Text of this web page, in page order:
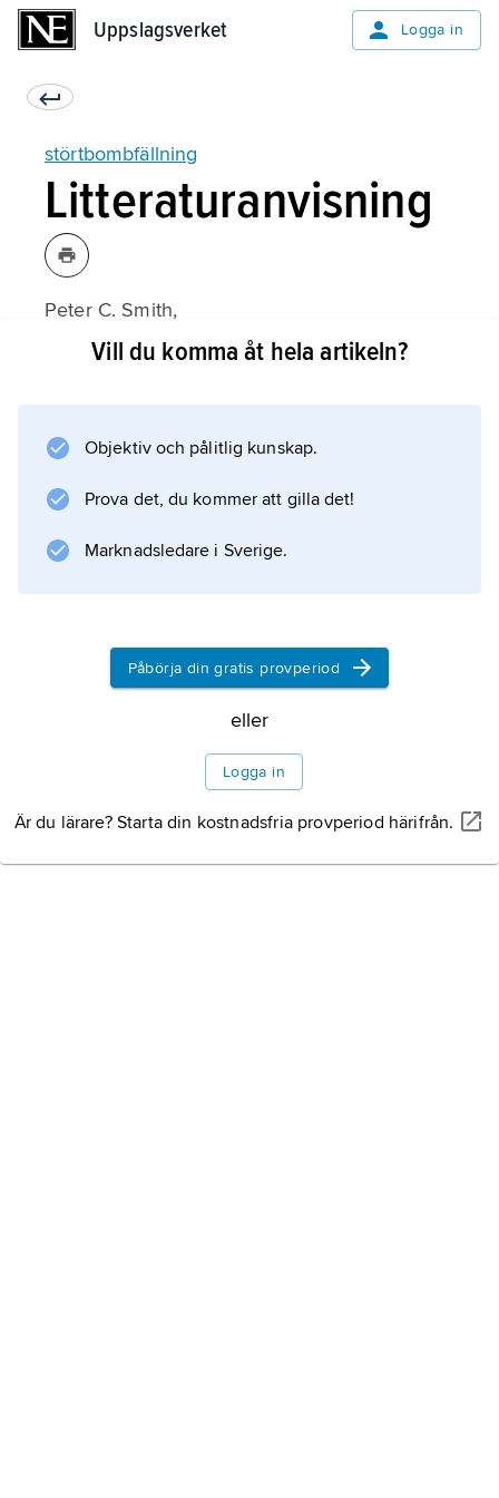
Uppslagsverket Logga in
störtbombfällning
Litteraturanvisning
Peter C. Smith,
Dive Bombers in Action
Vill du komma åt hela artikeln?
Objektiv och pålitlig kunskap.
Prova det, du kommer att gilla det!
Marknadsledare i Sverige.
Påbörja din gratis provperiod
eller
Logga in
Är du lärare? Starta din kostnadsfria provperiod härifrån.